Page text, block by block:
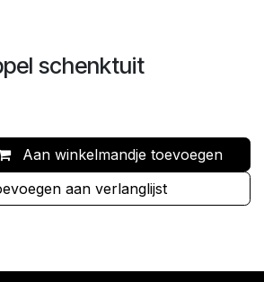
schenktuit
Aan winkelmandje toevoegen
aan verlanglijst